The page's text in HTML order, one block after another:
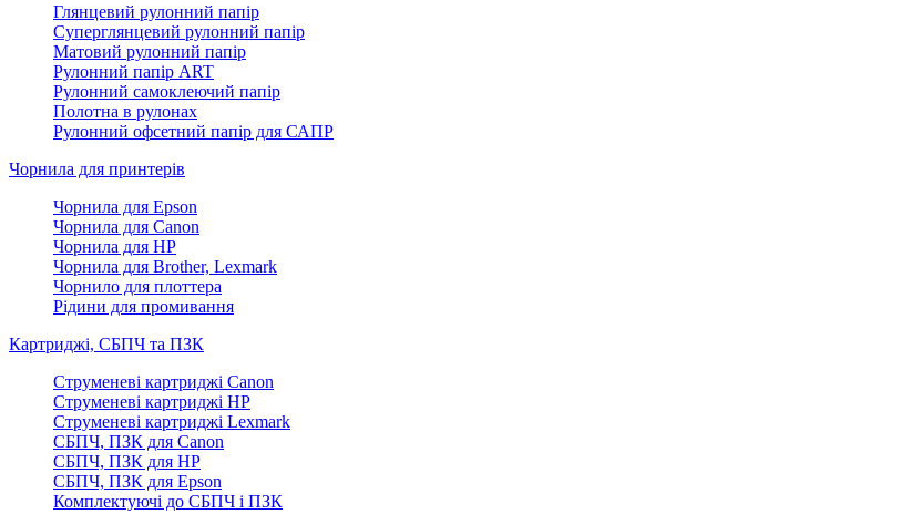
Глянцевий рулонний папір
Суперглянцевий рулонний папір
Матовий рулонний папір
Рулонний папір ART
Рулонний самоклеючий папір
Полотна в рулонах
Рулонний офсетний папір для САПР
Чорнила для принтерів
Чорнила для Epson
Чорнила для Canon
Чорнила для HP
Чорнила для Brother, Lexmark
Чорнило для плоттера
Рідини для промивання
Картриджі, СБПЧ та ПЗК
Струменеві картриджі Canon
Струменеві картриджі HP
Струменеві картриджі Lexmark
СБПЧ, ПЗК для Canon
СБПЧ, ПЗК для HP
СБПЧ, ПЗК для Epson
Комплектуючі до СБПЧ і ПЗК